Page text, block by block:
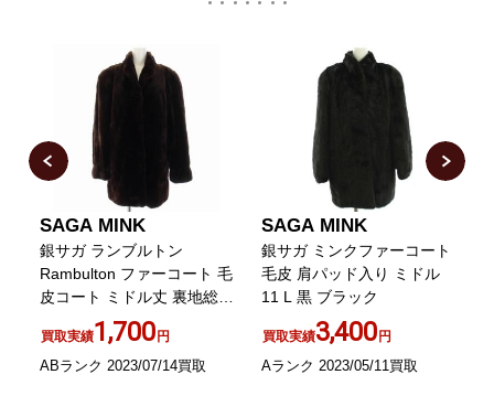
SAGA MINK
銀サガ ランブルトン
Rambulton ファーコート 毛
皮コート ミドル丈 裏地総柄
ダークミンク M 茶 ブラウ
ン
買取実績1,700円
ABランク 2023/07/14買取
SAGA MINK
銀サガ ミンクファーコート
毛皮 肩パッド入り ミドル
11 L 黒 ブラック
買取実績3,400円
Aランク 2023/05/11買取